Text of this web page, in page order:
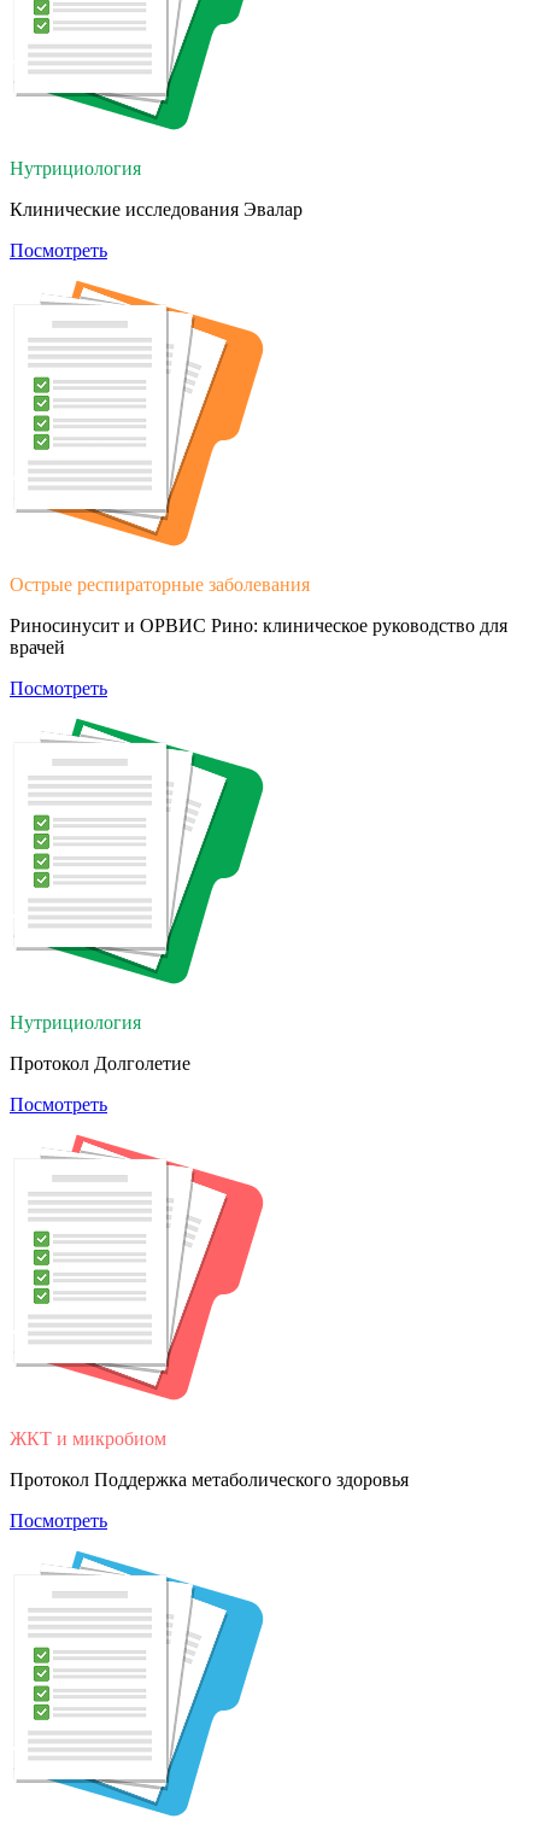
Нутрициология
Клинические исследования Эвалар
Посмотреть
Острые респираторные заболевания
Риносинусит и ОРВИС Рино: клиническое руководство для
врачей
Посмотреть
Нутрициология
Протокол Долголетие
Посмотреть
ЖКТ и микробиом
Протокол Поддержка метаболического здоровья
Посмотреть